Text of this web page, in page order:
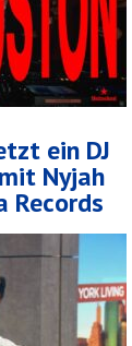
ein DJ
Nyjah
Records